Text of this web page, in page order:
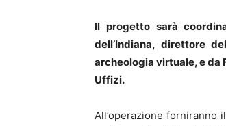
Il progetto sarà
dell’Indiana, direttore
archeologia virtuale, e da
Uffizi.
All’operazione